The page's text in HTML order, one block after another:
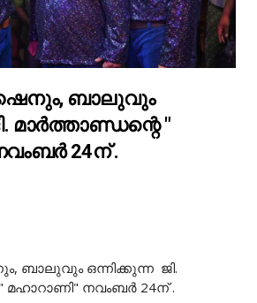
ബാലുവും
മാർത്താണ്ഡന്റെ "
24ന് .
ബാലുവും ഒന്നിക്കുന്ന ജി.
മഹാറാണി" നവംബർ 24ന് .